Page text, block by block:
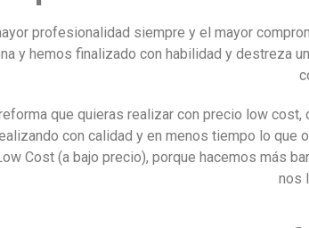
profesionalidad siempre y el mayor
y hemos finalizado con habilidad y destreza
que quieras realizar con precio low
con calidad y en menos tiempo lo
Cost (a bajo precio), porque hacemos más
nos